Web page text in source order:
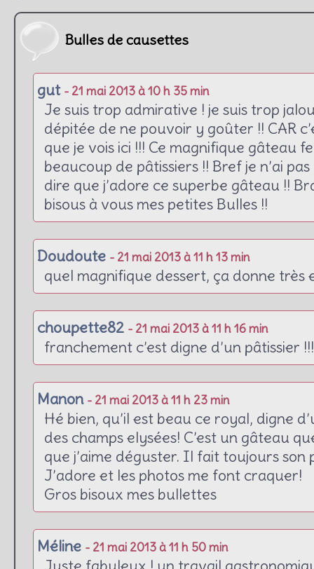
Bulles de causettes
gut - 21 mai 2013 à 10 h 35 min
Je suis trop admirative ! je suis trop
dépitée de ne pouvoir y goûter !! CAR
que je vois ici !!! Ce magnifique gâteau
beaucoup de pâtissiers !! Bref je n’ai
dire que j’adore ce superbe gâteau !!
bisous à vous mes petites Bulles !!
Doudoute - 21 mai 2013 à 11 h 13 min
quel magnifique dessert, ça donne très
choupette82 - 21 mai 2013 à 11 h 16 min
franchement c’est digne d’un pâtissier
Manon - 21 mai 2013 à 11 h 23 min
Hé bien, qu’il est beau ce royal, digne
des champs elysées! C’est un gâteau
que j’aime déguster. Il fait toujours
J’adore et les photos me font craquer!
Gros bisoux mes bullettes
Méline - 21 mai 2013 à 11 h 50 min